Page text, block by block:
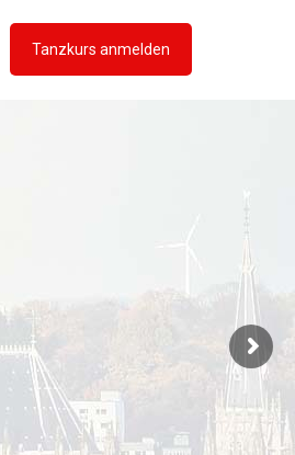
Tanzkurs anmelden